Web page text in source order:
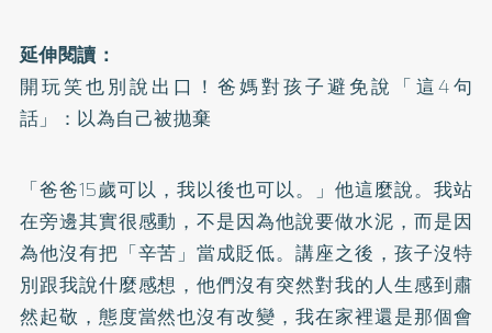
延伸閱讀：
開玩笑也別說出口！爸媽對孩子避免說「這4句
話」：以為自己被拋棄
「爸爸15歲可以，我以後也可以。」他這麼說。我站
在旁邊其實很感動，不是因為他說要做水泥，而是因
為他沒有把「辛苦」當成貶低。講座之後，孩子沒特
別跟我說什麼感想，他們沒有突然對我的人生感到肅
然起敬，態度當然也沒有改變，我在家裡還是那個會